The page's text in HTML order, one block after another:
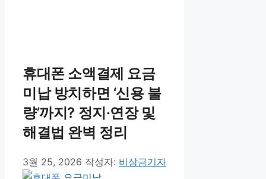
휴대폰 소액결제 요금
미납 방치하면 ‘신용 불
량’까지? 정지·연장 및
해결법 완벽 정리
3월 25, 2026 작성자: 비상금기자